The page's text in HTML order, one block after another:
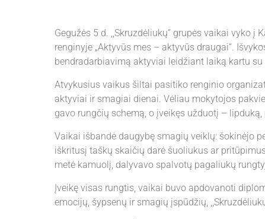
Gegužės 5 d. ,,Skruzdėliukų“ grupės vaikai vyko
renginyje „Aktyvūs mes – aktyvūs draugai“.
bendradarbiavimą aktyviai leidžiant laiką kartu
Atvykusius vaikus šiltai pasitiko renginio
aktyviai ir smagiai dienai. Vėliau mokytojos
gavo rungčių schemą, o įveikęs užduotį –
Vaikai išbandė daugybę smagių veiklų: šokinėjo
iškritusį taškų skaičių darė šuoliukus ar
metė kamuolį, dalyvavo spalvotų pagaliukų
Įveikę visas rungtis, vaikai buvo apdovanoti
emocijų, šypsenų ir smagių įspūdžių,